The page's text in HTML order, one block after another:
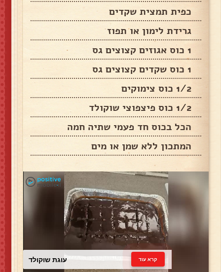
כפית תמצית שקדים
גרידת לימון או תפוז
1 כוס אגוזים קצוצים גס
1 כוס שקדים קצוצים גס
1/2 כוס צימוקים
1/2 כוס פיצפוצי שוקולד
הכל בכוס חד פעמי שתיה חמה
המתכון ללא שמן או מים
עוגת שוקולד קרא עוד